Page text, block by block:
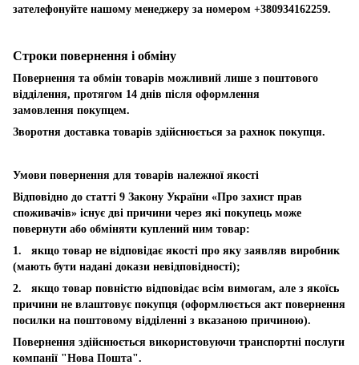
зателефонуйте нашому менеджеру за номером +380934162259.
Строки повернення і обміну
Повернення та обмін товарів можливий лише з поштового
відділення, протягом 14 днів після оформлення
замовлення покупцем.
Зворотня доставка товарів здійснюється за рахнок покупця.
Умови повернення для товарів належної якості
Відповідно до статті 9 Закону України «Про захист прав
споживачів» існує дві причини через які покупець може
повернути або обміняти куплений ним товар:
1. якщо товар не відповідає якості про яку заявляв виробник
(мають бути надані докази невідповідності);
2. якщо товар повністю відповідає всім вимогам, але з якоїсь
причини не влаштовує покупця (оформлюється акт повернення
посилки на поштовому відділенні з вказаною причиною).
Повернення здійснюється використовуючи транспортні послуги
компанії "Нова Пошта".